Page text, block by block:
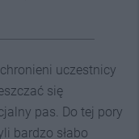
uczestnicy
się
pas. Do tej pory
bardzo słabo